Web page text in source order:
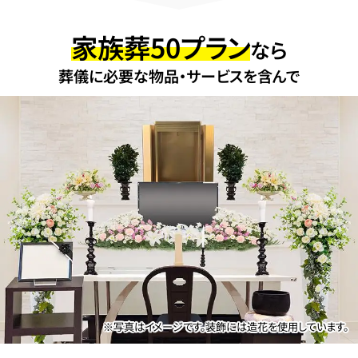
家族葬50プランなら
葬儀に必要な物品・サービスを含んで
※写真はイメージです。装飾には造花を使用しています。